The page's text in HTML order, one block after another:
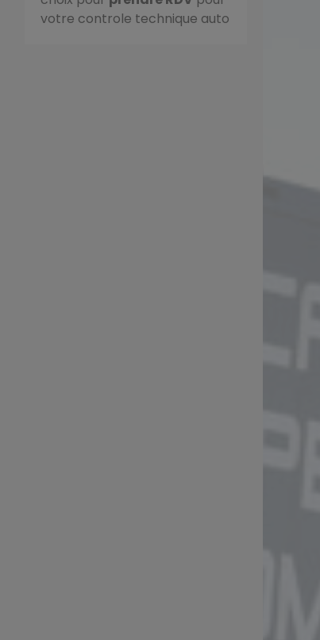
votre controle technique auto